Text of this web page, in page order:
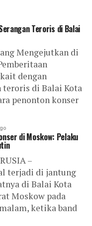
Teroris di Balai
Mengejutkan di
dengan
teroris di Balai Kota
penonton konser
di Moskow: Pelaku
–
terjadi di jantung
di Balai Kota
Moskow pada
ketika band